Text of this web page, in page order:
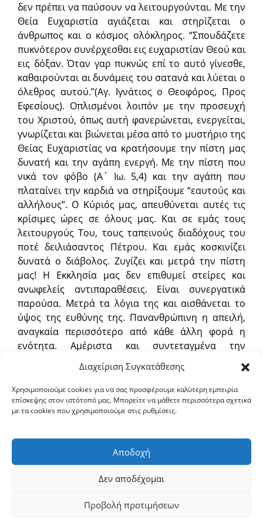
Διαχείριση Συγκατάθεσης
Χρησιμοποιούμε cookies για να σας προσφέρουμε καλύτερη εμπειρία
επίσκεψης στον ιστότοπό μας. Μπορείτε να μάθετε περισσότερα σχετικά
με τα cookies που χρησιμοποιούμε στις ρυθμίσεις.
Αποδοχή
Δεν αποδέχομαι
Προβολή προτιμήσεων
δεν πρέπει να παύσουν να λειτουργούνται. Με την
Θεία Ευχαριστία αγιάζεται και στηρίζεται ο
άνθρωπος και ο κόσμος ολόκληρος. “Σπουδάζετε
πυκνότερον συνέρχεσθαι εις ευχαριστίαν Θεού και
εις δόξαν. Όταν γαρ πυκνώς επί το αυτό γίνεσθε,
καθαιρούνται αι δυνάμεις του σατανά και λύεται ο
όλεθρος αυτού.”(Αγ. Ιγνάτιος ο Θεοφόρος, Προς
Εφεσίους). Οπλισμένοι λοιπόν με την προσευχή
του Χριστού, όπως αυτή φανερώνεται, ενεργείται,
γνωρίζεται και βιώνεται μέσα από το μυστήριο της
Θείας Ευχαριστίας να κρατήσουμε την πίστη μας
δυνατή και την αγάπη ενεργή. Με την πίστη που
νικά τον φόβο (Α΄ Ιω. 5,4) και την αγάπη που
πλαταίνει την καρδιά να στηρίξουμε “εαυτούς και
αλλήλους”. Ο Κύριός μας, απευθύνεται αυτές τις
κρίσιμες ώρες σε όλους μας. Και σε εμάς τους
λειτουργούς Του, τους ταπεινούς διαδόχους του
ποτέ δειλιάσαντος Πέτρου. Και εμάς κοσκινίζει
δυνατά ο διάβολος. Ζυγίζει και μετρά την πίστη
μας! Η Εκκλησία μας δεν επιθυμεί στείρες και
ανωφελείς αντιπαραθέσεις. Είναι συνεργατικά
παρούσα. Μετρά τα λόγια της και αισθάνεται το
ύψος της ευθύνης της. Πανανθρώπινη η απειλή,
αναγκαία περισσότερο από κάθε άλλη φορά η
ενότητα. Αμέριστα και συντεταγμένα την
προσφέρει η Εκκλησία μας μαζί με τον σεβασμό
της στην τεράστια προσπάθεια που γίνεται και
στον τόπο μας. Τα θυσιαστήρια όμως δεν πρέπει
να παραμείνουν ανενέργητα. Λύση μπορεί και
πρέπει να βρεθεί. Λύση λειτουργική και ασφαλής.
μας. Δύναμή μας η πίστη αλλά και η εμπιστοσύνη